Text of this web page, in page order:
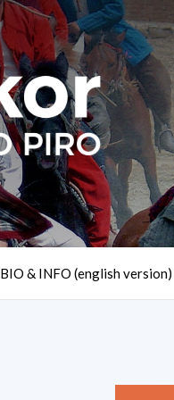
BIO & INFO (english version)